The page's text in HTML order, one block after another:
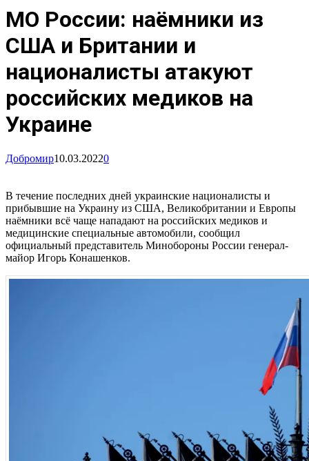
МО России: наёмники из
США и Британии и
националисты атакуют
российских медиков на
Украине
Добромир10.03.20220
В течение последних дней украинские националисты и
прибывшие на Украину из США, Великобритании и Европы
наёмники всё чаще нападают на российских медиков и
медицинские специальные автомобили, сообщил
официальный представитель Минобороны России генерал-
майор Игорь Конашенков.